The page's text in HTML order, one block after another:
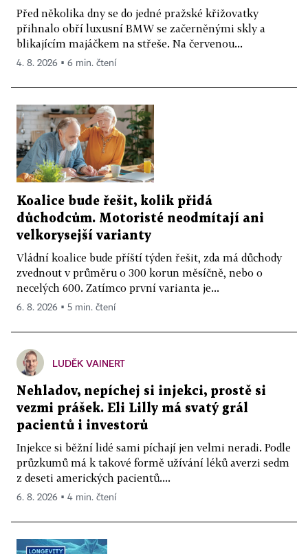
Před několika dny se do jedné pražské křižovatky
přihnalo obří luxusní BMW se začerněnými skly a
blikajícím majáčkem na střeše. Na červenou...
4. 8. 2026 ▪ 6 min. čtení
Koalice bude řešit, kolik přidá
důchodcům. Motoristé neodmítají ani
velkorysejší varianty
Vládní koalice bude příští týden řešit, zda má důchody
zvednout v průměru o 300 korun měsíčně, nebo o
necelých 600. Zatímco první varianta je...
6. 8. 2026 ▪ 5 min. čtení
LUDĚK VAINERT
Nehladov, nepíchej si injekci, prostě si
vezmi prášek. Eli Lilly má svatý grál
pacientů i investorů
Injekce si běžní lidé sami píchají jen velmi neradi. Podle
průzkumů má k takové formě užívání léků averzi sedm
z deseti amerických pacientů....
6. 8. 2026 ▪ 4 min. čtení